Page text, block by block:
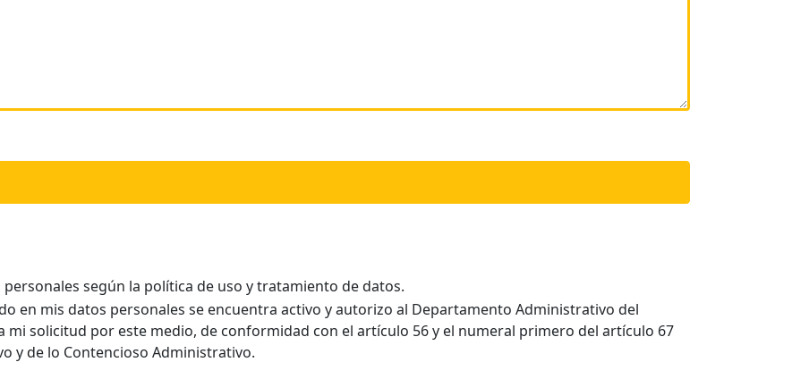
según la política de uso y tratamiento de datos.
en mis datos personales se encuentra activo y autorizo al Departamento Administrativo del
mi solicitud por este medio, de conformidad con el artículo 56 y el numeral primero del artículo 67
y de lo Contencioso Administrativo.